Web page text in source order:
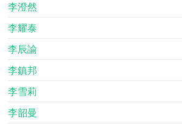
李澄然
李耀泰
李辰諭
李鎮邦
李雪莉
李韶曼